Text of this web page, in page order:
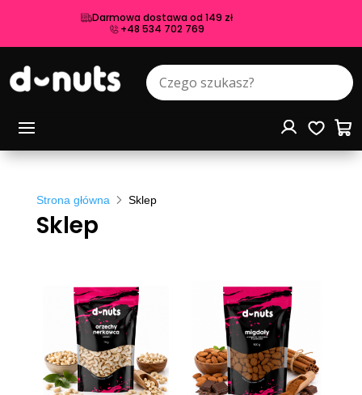
Darmowa dostawa od 149 zł
+48 534 702 769
Strona główna Sklep
Sklep